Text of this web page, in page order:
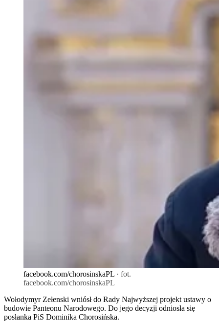
facebook.com/chorosinskaPL · fot.
facebook.com/chorosinskaPL
Wołodymyr Zełenski wniósł do Rady Najwyższej projekt ustawy o
budowie Panteonu Narodowego. Do jego decyzji odniosła się
posłanka PiS Dominika Chorosińska.